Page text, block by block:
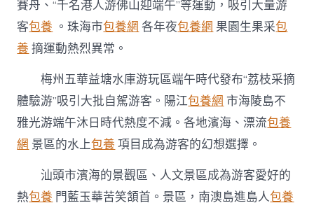
賽舟、“千名港人游佛山迎端午”等運動，吸引大量游
客包養 。珠海市包養網 各年夜包養網 果園生果采包
養 摘運動熱烈異常。
梅州五華益塘水庫游玩區端午時代發布“荔枝采摘
體驗游”吸引大批自駕游客。陽江包養網 市海陵島不
雅光游端午沐日時代熱度不減。各地濱海、漂流包養
網 景區的水上包養 項目成為游客的幻想選擇。
汕頭市濱海的景觀區、人文景區成為游客愛好的
熱包養 門藍玉華苦笑頷首。景區，南澳島進島人包養